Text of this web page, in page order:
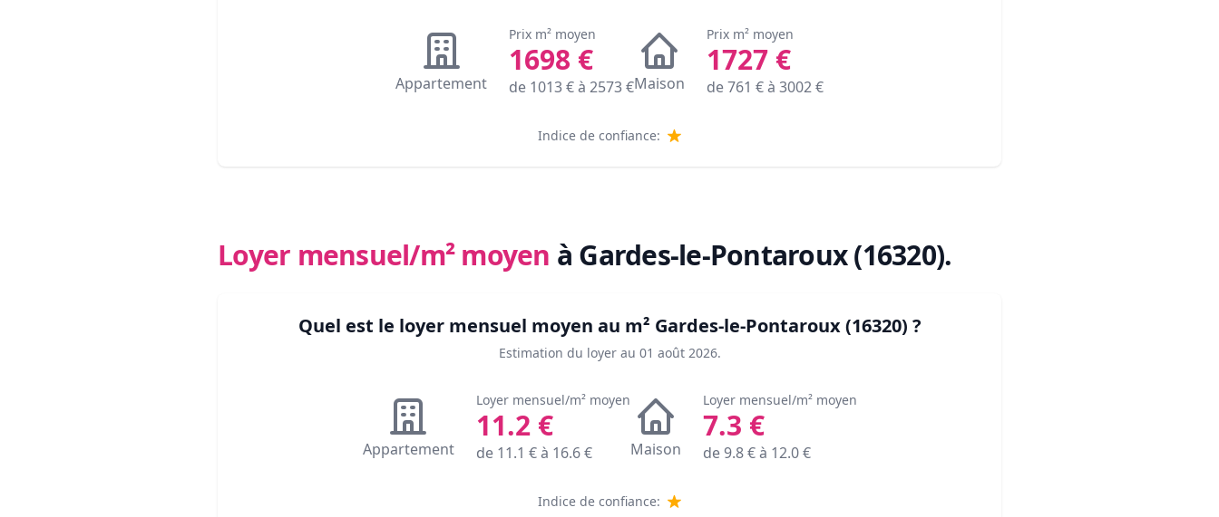
Appartement
Prix m² moyen
1698 €
de 1013€ à 2573€Maison
Prix m² moyen
1727 €
de761 € à 3002€
Indice de confiance:
Loyer mensuel/m² moyen à Gardes-le-Pontaroux (16320).
Quel est le loyer mensuel moyen au m² Gardes-le-Pontaroux (16320) ?
Estimation du loyer au 01 août 2026.
Appartement
Loyer mensuel/m² moyen
11.2€
de 11.1 € à 16.6€ Maison
Loyer mensuel/m² moyen
7.3 €
de9.8€ à 12.0€
Indice de confiance: